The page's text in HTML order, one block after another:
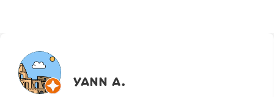
YANN A.